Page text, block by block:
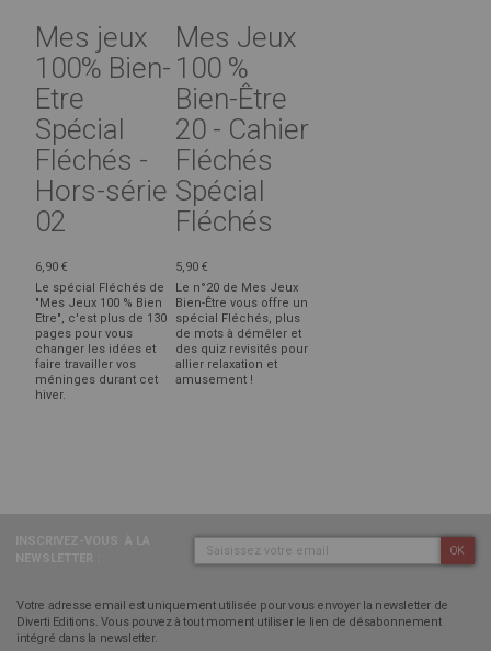
Mes jeux
100% Bien-
Etre
Spécial
Fléchés -
Hors-série
02
6,90 €
Le spécial Fléchés de
"Mes Jeux 100 % Bien
Etre", c'est plus de 130
pages pour vous
changer les idées et
faire travailler vos
méninges durant cet
hiver.
Mes Jeux
100 %
Bien-Être
20 - Cahier
Fléchés
Spécial
Fléchés
5,90 €
Le n°20 de Mes Jeux
Bien-Être vous offre un
spécial Fléchés, plus
de mots à démêler et
des quiz revisités pour
allier relaxation et
amusement !
OK
Votre adresse email est uniquement utilisée pour vous envoyer la newsletter de
Diverti Editions. Vous pouvez à tout moment utiliser le lien de désabonnement
intégré dans la newsletter.